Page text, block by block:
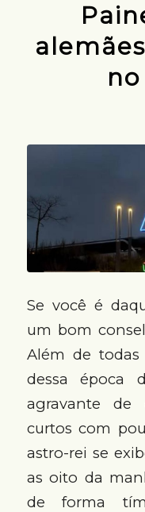
Se você é
um bom
Além de todas
dessa
agravante
curtos com
astro-rei se
as oito da
de forma